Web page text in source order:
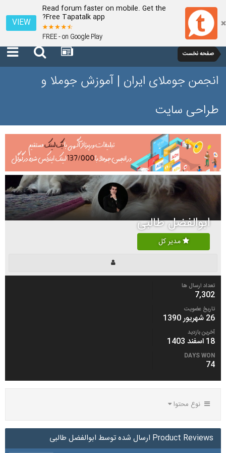
Read forum faster on mobile. Get the
Free Tapatalk app?
FREE - on Google Play
VIEW
صفحه نخست
انجمن جوملای ایران | آموزش جوملا و
طراحی سایت
ابوالفضل طالبی
مدیر کل
تعداد ارسال ها
7,302
تاریخ عضویت
26 شهریور 1390
آخرین بازدید
18 اسفند 1403
DAYS WON
74
نوع محتوا
Product Reviews ارسال شده توسط ابوالفضل طالبی